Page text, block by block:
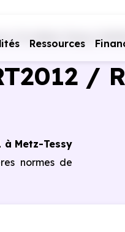
Ressources
(74) Metz-Tessy
/
à Metz-Tessy
normes de